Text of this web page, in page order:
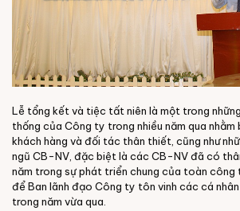
Lễ tổng kết và tiệc tất niên là một trong
thống của Công ty trong nhiều năm qua
khách hàng và đối tác thân thiết, cũng như
ngũ CB-NV, đặc biệt là các CB-NV đã có
năm trong sự phát triển chung của toàn
để Ban lãnh đạo Công ty tôn vinh các cá
trong năm vừa qua.